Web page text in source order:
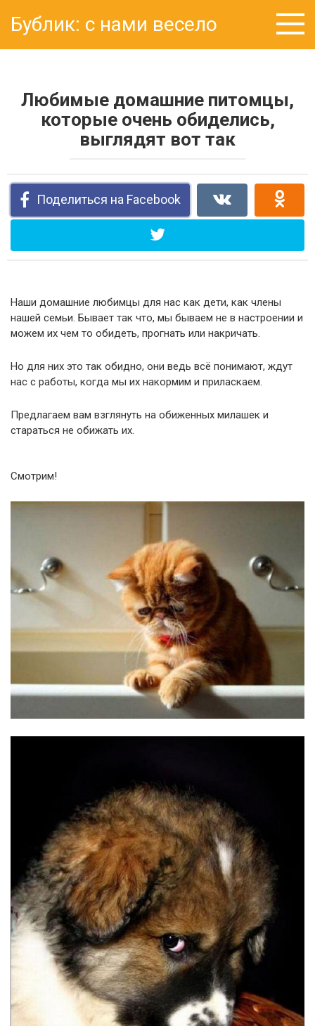
контенту
Бублик: с нами весело
Любимые домашние питомцы,
которые очень обиделись,
выглядят вот так
Поделиться на Facebook
Наши домашние любимцы для нас как дети, как члены
нашей семьи. Бывает так что, мы бываем не в настроении и
можем их чем то обидеть, прогнать или накричать.
Но для них это так обидно, они ведь всё понимают, ждут
нас с работы, когда мы их накормим и приласкаем.
Предлагаем вам взглянуть на обиженных милашек и
стараться не обижать их.
Смотрим!